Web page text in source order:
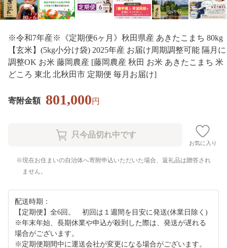
※令和7年産※《定期便6ヶ月》秋田県産 あきたこまち 80kg
【玄米】(5kg小分け袋) 2025年産 お届け周期調整可能 隔月に
調整OK お米 藤岡農産 [藤岡農産 秋田 お米 あきたこまち 米
どころ 東北 北秋田市 定期便 毎月お届け]
寄附金額 801,000円
お気に入り
現在お住まいの自治体へ寄附申込いただいた場合、返礼品は贈答され
ません。
配送時期：
【定期便】全6回。 初回は１週間を目安に発送(休業日除く)
※年末年始、長期休業や申込が殺到した際は、発送が遅れる
場合がございます。
※定期便期間中に運送会社が変更になる場合がございます。